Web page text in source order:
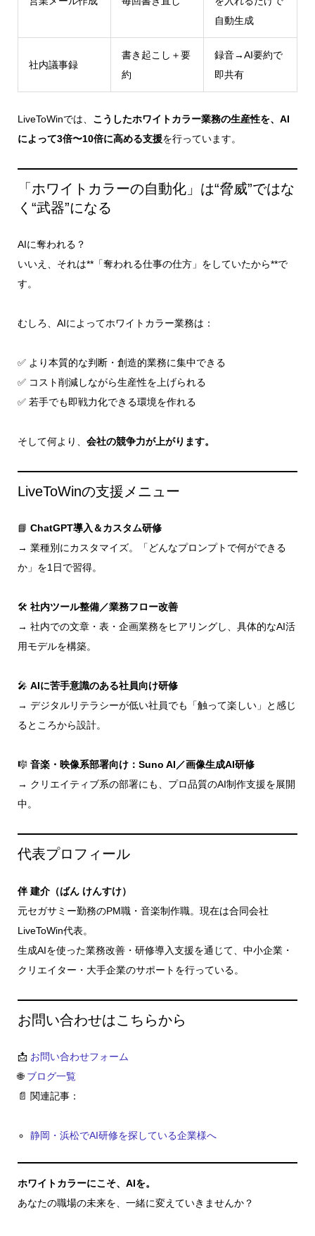
自動生成
社内議事録
書き起こし＋要
約
録音→AI要約で
即共有
LiveToWinでは、 こうしたホワイトカラー業務の生産性を、AI
によって3倍〜10倍に高める支援を行っています。
「ホワイトカラーの自動化」は“脅威”ではな
く“武器”になる
AIに奪われる？
いいえ、それは**「奪われる仕事の仕方」をしていたから**で
す。
むしろ、AIによってホワイトカラー業務は：
✅ より本質的な判断・創造的業務に集中できる
✅ コスト削減しながら生産性を上げられる
✅ 若手でも即戦力化できる環境を作れる
そして何より、 会社の競争力が上がります。
LiveToWinの支援メニュー
📘 ChatGPT導入＆カスタム研修
→ 業種別にカスタマイズ。「どんなプロンプトで何ができる
か」を1日で習得。
🛠 社内ツール整備／業務フロー改善
→ 社内での文章・表・企画業務をヒアリングし、具体的なAI活
用モデルを構築。
🎤 AIに苦手意識のある社員向け研修
→ デジタルリテラシーが低い社員でも「触って楽しい」と感じ
るところから設計。
🎼 音楽・映像系部署向け：Suno AI／画像生成AI研修
→ クリエイティブ系の部署にも、プロ品質のAI制作支援を展開
中。
代表プロフィール
伴 建介（ばん けんすけ）
元セガサミー勤務のPM職・音楽制作職。現在は合同会社
LiveToWin代表。
生成AIを使った業務改善・研修導入支援を通じて、中小企業・
クリエイター・大手企業のサポートを行っている。
お問い合わせはこちらから
📩 お問い合わせフォーム
🌐 ブログ一覧
📄 関連記事：
静岡・浜松でAI研修を探している企業様へ
ホワイトカラーにこそ、AIを。
あなたの職場の未来を、一緒に変えていきませんか？